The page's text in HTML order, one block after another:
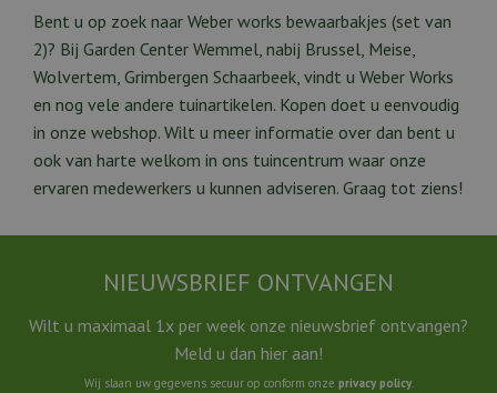
Bent u op zoek naar Weber works bewaarbakjes (set van
2)? Bij Garden Center Wemmel, nabij Brussel, Meise,
Wolvertem, Grimbergen Schaarbeek, vindt u Weber Works
en nog vele andere tuinartikelen. Kopen doet u eenvoudig
in onze webshop. Wilt u meer informatie over dan bent u
ook van harte welkom in ons tuincentrum waar onze
ervaren medewerkers u kunnen adviseren. Graag tot ziens!
NIEUWSBRIEF ONTVANGEN
Wilt u maximaal 1x per week onze nieuwsbrief ontvangen?
Meld u dan hier aan!
Wij slaan uw gegevens secuur op conform onze privacy policy.